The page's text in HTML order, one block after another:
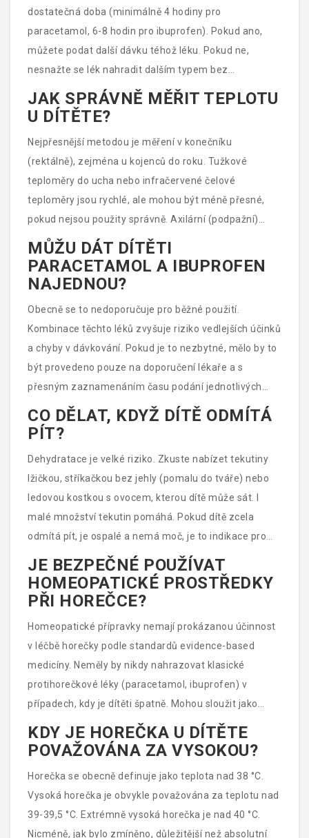
dostatečná doba (minimálně 4 hodiny pro
paracetamol, 6-8 hodin pro ibuprofen). Pokud ano,
můžete podat další dávku téhož léku. Pokud ne,
nesnažte se lék nahradit dalším typem bez
konzultace s lékařem. Místo toho se zaměřte na
fyzikální chlazení: odhalte dítě, zajistěte chladnější
usnulo v pohodě, i když teplota zůstává mírně
zvýšená. Spánek je pro regeneraci důležitější než
perfektní číslo na teploměru.
JAK SPRÁVNĚ MĚŘIT TEPLOTU
U DÍTĚTE?
Nejpřesnější metodou je měření v konečníku
(rektálně), zejména u kojenců do roku. Tužkové
teploměry do ucha nebo infračervené čelové
teploměry jsou rychlé, ale mohou být méně přesné,
pokud nejsou použity správně. Axilární (podpažní)
měření je nejméně přesné a často podhodnocuje
skutečnou teplotu o 0,5-1 °C. Pro domácí
monitorování postačuje elektronický teploměr do ucha
malého dítěte preferujte rektální měření.
MŮŽU DÁT DÍTĚTI
PARACETAMOL A IBUPROFEN
NAJEDNOU?
Obecně se to nedoporučuje pro běžné použití.
Kombinace těchto léků zvyšuje riziko vedlejších účinků
a chyby v dávkování. Pokud je to nezbytné, mělo by to
být provedeno pouze na doporučení lékaře a s
přesným zaznamenáním času podání jednotlivých
látek. Ideální je používat jeden typ léku pravidelně
podle intervalů uvedených v příbalovém letáku.
CO DĚLAT, KDYŽ DÍTĚ ODMÍTÁ
PÍT?
Dehydratace je velké riziko. Zkuste nabízet tekutiny
lžičkou, stříkačkou bez jehly (pomalu do tváře) nebo
ledovou kostkou s ovocem, kterou dítě může sát. I
malé množství tekutin pomáhá. Pokud dítě zcela
odmítá pít, je ospalé a nemá moč, je to indikace pro
okamžitou návštěvu lékaře, kde může být podána
tekutina injekčně.
JE BEZPEČNÉ POUŽÍVAT
HOMEOPATICKÉ PROSTŘEDKY
PŘI HOREČCE?
Homeopatické přípravky nemají prokázanou účinnost
v léčbě horečky podle standardů evidence-based
medicíny. Neměly by nikdy nahrazovat klasické
protihorečkové léky (paracetamol, ibuprofen) v
případech, kdy je dítěti špatně. Mohou sloužit jako
doplňková péče, pokud je to v souladu s vaším
přístupem, ale nikdy se na ně nespoléhejte jako na
KDY JE HOREČKA U DÍTĚTE
POVAŽOVÁNA ZA VYSOKOU?
Horečka se obecně definuje jako teplota nad 38 °C.
Vysoká horečka je obvykle považována za teplotu nad
39-39,5 °C. Extrémně vysoká horečka je nad 40 °C.
Nicméně, jak bylo zmíněno, důležitější než absolutní